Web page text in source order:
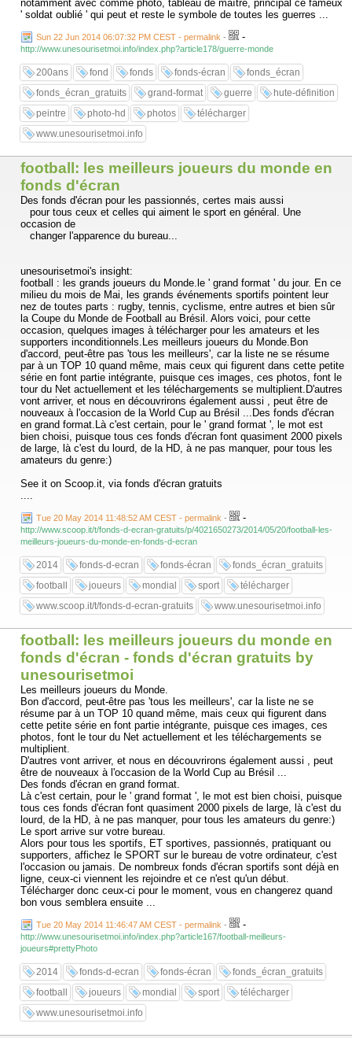
notamment avec comme photo, tableau de maître, principal ce fameux
' soldat oublié ' qui peut et reste le symbole de toutes les guerres ...
Sun 22 Jun 2014 06:07:32 PM CEST - permalink - -
http://www.unesourisetmoi.info/index.php?article178/guerre-monde
200ans fond fonds fonds-écran
fonds_écran
fonds_écran_gratuits
grand-format guerre
hute-définition
peintre
photo-hd photos
télécharger
www.unesourisetmoi.info
football: les meilleurs joueurs du monde en
fonds d'écran
Des fonds d'écran pour les passionnés, certes mais aussi
pour tous ceux et celles qui aiment le sport en général. Une
occasion de
changer l'apparence du bureau...
unesourisetmoi's insight:
football : les grands joueurs du Monde.le ' grand format ' du jour. En ce
milieu du mois de Mai, les grands événements sportifs pointent leur
nez de toutes parts : rugby, tennis, cyclisme, entre autres et bien sûr
la Coupe du Monde de Football au Brésil. Alors voici, pour cette
occasion, quelques images à télécharger pour les amateurs et les
supporters inconditionnels.Les meilleurs joueurs du Monde.Bon
d'accord, peut-être pas 'tous les meilleurs', car la liste ne se résume
par à un TOP 10 quand même, mais ceux qui figurent dans cette petite
série en font partie intégrante, puisque ces images, ces photos, font le
tour du Net actuellement et les téléchargements se multiplient.D'autres
vont arriver, et nous en découvrirons également aussi , peut être de
nouveaux à l'occasion de la World Cup au Brésil ...Des fonds d'écran
en grand format.Là c'est certain, pour le ' grand format ', le mot est
bien choisi, puisque tous ces fonds d'écran font quasiment 2000 pixels
de large, là c'est du lourd, de la HD, à ne pas manquer, pour tous les
amateurs du genre:)
See it on Scoop.it, via fonds d'écran gratuits
....
Tue 20 May 2014 11:48:52 AM CEST - permalink - -
http://www.scoop.it/t/fonds-d-ecran-gratuits/p/4021650273/2014/05/20/football-les-
meilleurs-joueurs-du-monde-en-fonds-d-ecran
2014 fonds-d-ecran fonds-écran
fonds_écran_gratuits
football
joueurs mondial sport
télécharger
www.scoop.it/t/fonds-d-ecran-gratuits
www.unesourisetmoi.info
football: les meilleurs joueurs du monde en
fonds d'écran - fonds d'écran gratuits by
unesourisetmoi
Les meilleurs joueurs du Monde.
Bon d'accord, peut-être pas 'tous les meilleurs', car la liste ne se
résume par à un TOP 10 quand même, mais ceux qui figurent dans
cette petite série en font partie intégrante, puisque ces images, ces
photos, font le tour du Net actuellement et les téléchargements se
multiplient.
D'autres vont arriver, et nous en découvrirons également aussi , peut
être de nouveaux à l'occasion de la World Cup au Brésil ...
Des fonds d'écran en grand format.
Là c'est certain, pour le ' grand format ', le mot est bien choisi, puisque
tous ces fonds d'écran font quasiment 2000 pixels de large, là c'est du
lourd, de la HD, à ne pas manquer, pour tous les amateurs du genre:)
Le sport arrive sur votre bureau.
Alors pour tous les sportifs, ET sportives, passionnés, pratiquant ou
supporters, affichez le SPORT sur le bureau de votre ordinateur, c'est
l'occasion ou jamais. De nombreux fonds d'écran sportifs sont déjà en
ligne, ceux-ci viennent les rejoindre et ce n'est qu'un début.
Télécharger donc ceux-ci pour le moment, vous en changerez quand
bon vous semblera ensuite ...
Tue 20 May 2014 11:46:47 AM CEST - permalink - -
http://www.unesourisetmoi.info/index.php?article167/football-meilleurs-
joueurs#prettyPhoto
2014 fonds-d-ecran fonds-écran
fonds_écran_gratuits
football
joueurs mondial sport
télécharger
www.unesourisetmoi.info